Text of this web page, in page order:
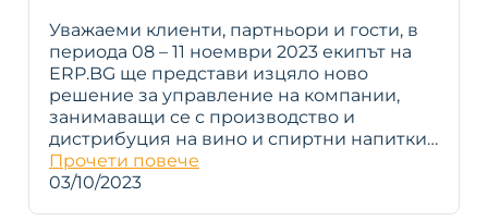
Уважаеми клиенти, партньори и гости, в
периода 08 – 11 ноември 2023 екипът на
ERP.BG ще представи изцяло ново
решение за управление на компании,
занимаващи се с производство и
дистрибуция на вино и спиртни напитки…
Прочети повече
03/10/2023